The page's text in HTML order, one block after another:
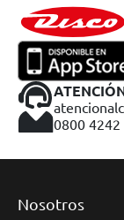
0800 4242
Nosotros